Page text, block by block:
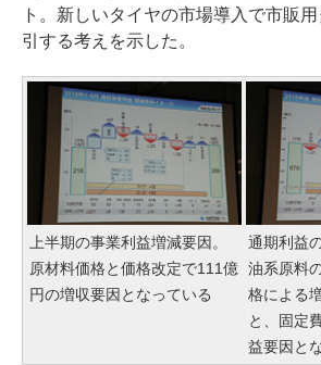
ト。新しいタイヤの市場導入で市販
引する考えを示した。
上半期の事業利益増減要因。
原材料価格と価格改定で111億
円の増収要因となっている
通期利益
油系原料
格による
と、固定
益要因と